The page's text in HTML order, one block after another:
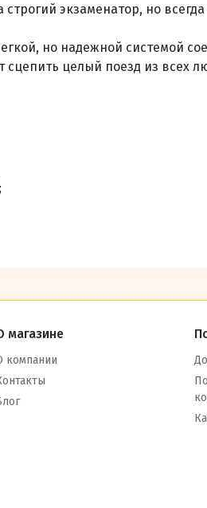
экзаменатор, но
но надежной системой
целый поезд из всех
магазине
компании